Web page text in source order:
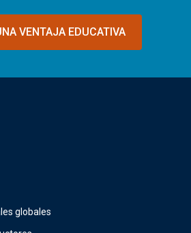
VENTAJA EDUCATIVA
globales